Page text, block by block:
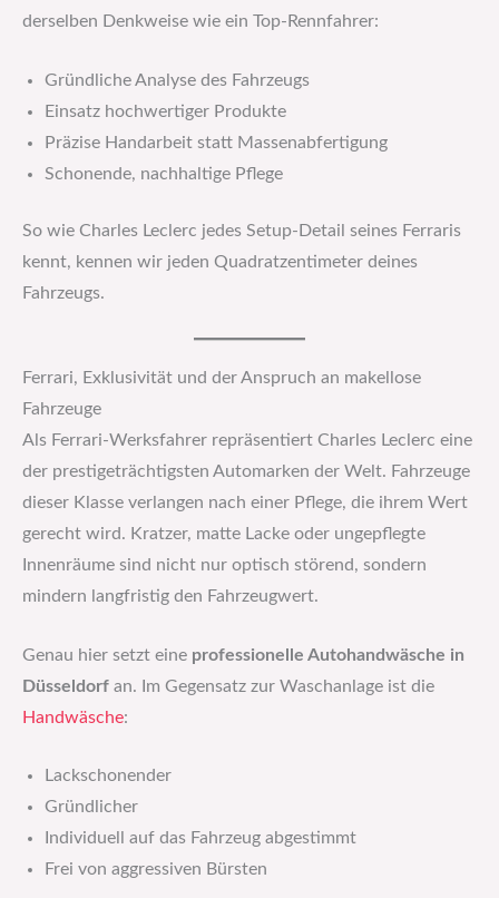
derselben Denkweise wie ein Top-Rennfahrer:
Gründliche Analyse des Fahrzeugs
Einsatz hochwertiger Produkte
Präzise Handarbeit statt Massenabfertigung
Schonende, nachhaltige Pflege
So wie Charles Leclerc jedes Setup-Detail seines Ferraris
kennt, kennen wir jeden Quadratzentimeter deines
Fahrzeugs.
Ferrari, Exklusivität und der Anspruch an makellose
Fahrzeuge
Als Ferrari-Werksfahrer repräsentiert Charles Leclerc eine
der prestigeträchtigsten Automarken der Welt. Fahrzeuge
dieser Klasse verlangen nach einer Pflege, die ihrem Wert
gerecht wird. Kratzer, matte Lacke oder ungepflegte
Innenräume sind nicht nur optisch störend, sondern
mindern langfristig den Fahrzeugwert.
Genau hier setzt eine professionelle Autohandwäsche in
Düsseldorf an. Im Gegensatz zur Waschanlage ist die
Handwäsche:
Lackschonender
Gründlicher
Individuell auf das Fahrzeug abgestimmt
Frei von aggressiven Bürsten